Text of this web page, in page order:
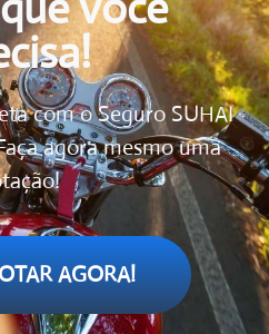
com o Seguro SUHAI
agora mesmo uma
AGORA!